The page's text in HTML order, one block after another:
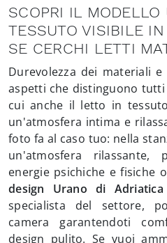
SCOPRI IL MODELLO
TESSUTO VISIBILE
SE CERCHI LETTI
Durevolezza dei materiali
aspetti che distinguono
cui anche il letto in
un'atmosfera intima e
foto fa al caso tuo: nella
un'atmosfera
energie psichiche e fisiche
design Urano di Adriatica
specialista del settore,
camera garantendoti
design pulito. Se vuoi